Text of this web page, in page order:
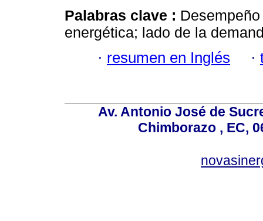
Palabras clave :
energética; lado de la
· resumen en Inglés ·
Av. Antonio José de
Chimborazo , EC,